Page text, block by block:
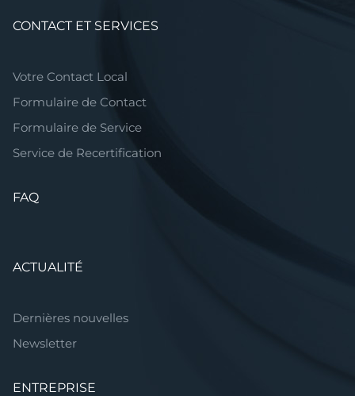
CONTACT ET SERVICES
Votre Contact Local
Formulaire de Contact
Formulaire de Service
Service de Recertification
FAQ
ACTUALITÉ
Dernières nouvelles
Newsletter
ENTREPRISE